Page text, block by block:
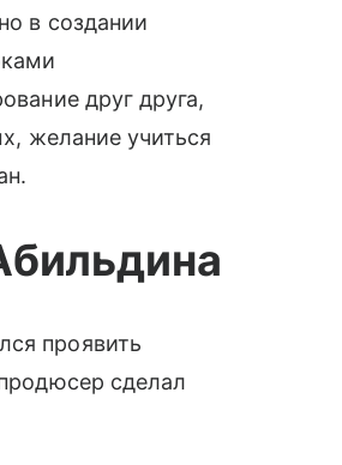
в создании
друг друга,
желание учиться
проявить
сделал